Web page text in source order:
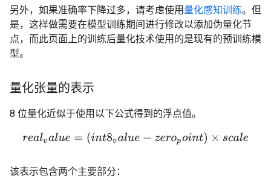
另外，如果准确率下降过多，请考虑使用 量化感知训练。但
是，这样做需要在模型训练期间进行修改以添加伪量化节
点，而此页面上的训练后量化技术使用的是现有的预训练模
型。
量化张量的表示
8 位量化近似于使用以下公式得到的浮点值。
realvalu e=(int8value−zeropoint)×sca e
该表示包含两个主要部分：